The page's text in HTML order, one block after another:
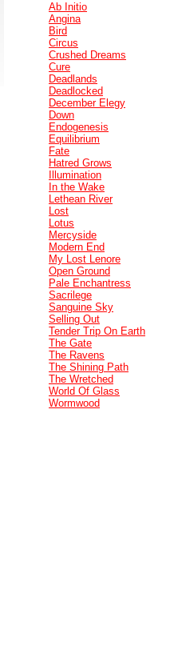
Ab Initio
Angina
Bird
Circus
Crushed Dreams
Cure
Deadlands
Deadlocked
December Elegy
Down
Endogenesis
Equilibrium
Fate
Hatred Grows
Illumination
In the Wake
Lethean River
Lost
Lotus
Mercyside
Modern End
My Lost Lenore
Open Ground
Pale Enchantress
Sacrilege
Sanguine Sky
Selling Out
Tender Trip On Earth
The Gate
The Ravens
The Shining Path
The Wretched
World Of Glass
Wormwood